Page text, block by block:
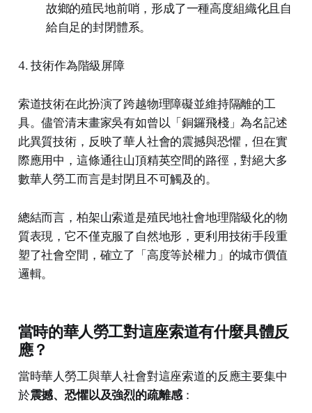
故鄉的殖民地前哨，形成了一種高度組織化且自
給自足的封閉體系。
4. 技術作為階級屏障
索道技術在此扮演了跨越物理障礙並維持隔離的工
具。儘管清末畫家吳有如曾以「銅鑼飛棧」為名記述
此異質技術，反映了華人社會的震撼與恐懼，但在實
際應用中，這條通往山頂精英空間的路徑，對絕大多
數華人勞工而言是封閉且不可觸及的。
總結而言，柏架山索道是殖民地社會地理階級化的物
質表現，它不僅克服了自然地形，更利用技術手段重
塑了社會空間，確立了「高度等於權力」的城市價值
邏輯。
當時的華人勞工對這座索道有什麼具體反
應？
當時華人勞工與華人社會對這座索道的反應主要集中
於震撼、恐懼以及強烈的疏離感：